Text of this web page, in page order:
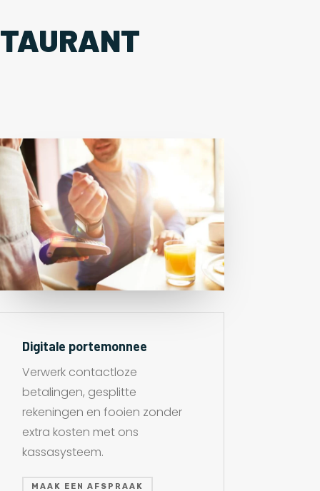
Digitale portemonnee
Verwerk contactloze
betalingen, gesplitte
rekeningen en fooien zonder
extra kosten met ons
kassasysteem.
MAAK EEN AFSPRAAK